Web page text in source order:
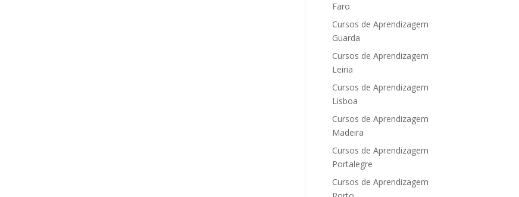
Faro
Cursos de Aprendizagem
Guarda
Cursos de Aprendizagem
Leiria
Cursos de Aprendizagem
Lisboa
Cursos de Aprendizagem
Madeira
Cursos de Aprendizagem
Portalegre
Cursos de Aprendizagem